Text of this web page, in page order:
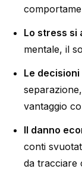
Lo stress si
mentale, il
Le
vantaggio
Il danno
conti
da tracciare